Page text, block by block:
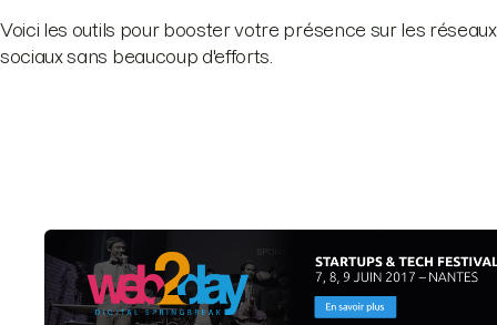
Voici les outils pour booster votre présence sur les réseaux
sociaux sans beaucoup d'efforts.